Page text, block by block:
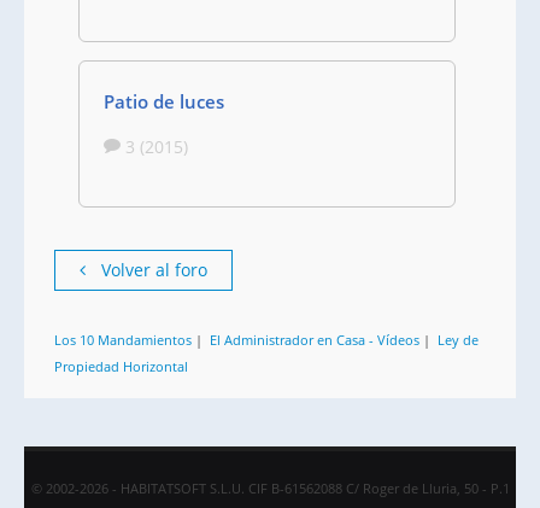
Patio de luces
3 (2015)
Volver al foro
Los 10 Mandamientos | El Administrador en Casa - Vídeos | Ley de
Propiedad Horizontal
© 2002-2026 - HABITATSOFT S.L.U. CIF B-61562088 C/ Roger de Lluria, 50 - P.1